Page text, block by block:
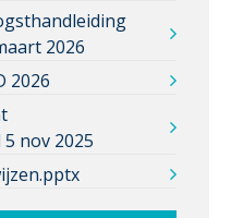
2026
2026
nov 2025